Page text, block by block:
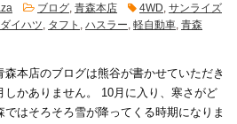
ブログ 青森本店 4WD サンライズ
ダイハツ タフト ハスラー 軽自動車 青森
森本店のブログは熊谷が書かせていただき
しかありません。 10月に入り、寒さがど
ではそろそろ雪が降ってくる時期になりま